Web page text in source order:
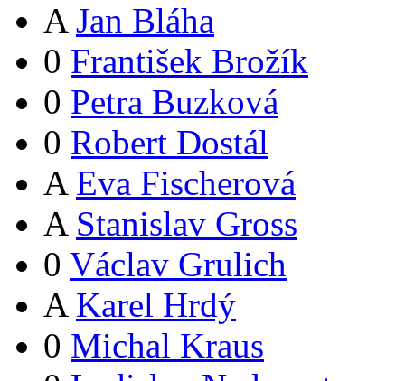
A Jan Bláha
0 František Brožík
0 Petra Buzková
0 Robert Dostál
A Eva Fischerová
A Stanislav Gross
0 Václav Grulich
A Karel Hrdý
0 Michal Kraus